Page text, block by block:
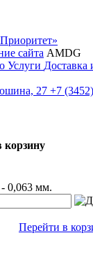
сайта AMDG
Услуги Доставка
27 +7
корзину
0,063 мм.
Перейти в